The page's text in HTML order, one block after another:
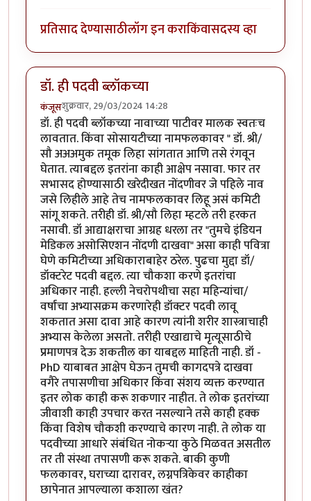
प्रतिसाद देण्यासाठीलॉग इन कराकिंवासदस्य व्हा
डॉ. ही पदवी ब्लॉकच्या
कंजूसशुक्रवार, 29/03/2024 14:28
डॉ. ही पदवी ब्लॉकच्या नावाच्या पाटीवर मालक स्वतःच
लावतात. किंवा सोसायटीच्या नामफलकावर " डॉ. श्री/
सौ अअअमुक तमूक लिहा सांगतात आणि तसे रंगवून
घेतात. त्याबद्दल इतरांना काही आक्षेप नसावा. फार तर
सभासद होण्यासाठी खरेदीखत नोंदणीवर जे पहिले नाव
जसे लिहीले आहे तेच नामफलकावर लिहू असं कमिटी
सांगू शकते. तरीही डॉ. श्री/सौ लिहा म्हटले तरी हरकत
नसावी. डॉ आद्याक्षराचा आग्रह धरला तर "तुमचे इंडियन
मेडिकल असोसिएशन नोंदणी दाखवा" असा काही पवित्रा
घेणे कमिटीच्या अधिकाराबाहेर ठरेल. पुढचा मुद्दा डॉ/
डॉक्टरेट पदवी बद्दल. त्या चौकशा करणे इतरांचा
अधिकार नाही. हल्ली नेचरोपथीचा सहा महिन्यांचा/
वर्षांचा अभ्यासक्रम करणारेही डॉक्टर पदवी लावू
शकतात असा दावा आहे कारण त्यांनी शरीर शास्त्राचाही
अभ्यास केलेला असतो. तरीही एखाद्याचे मृत्यूसाठीचे
प्रमाणपत्र देऊ शकतील का याबद्दल माहिती नाही. डॉ -
PhD याबाबत आक्षेप घेऊन तुमची कागदपत्रे दाखवा
वगैरे तपासणीचा अधिकार किंवा संशय व्यक्त करण्यात
इतर लोक काही करू शकणार नाहीत. ते लोक इतरांच्या
जीवाशी काही उपचार करत नसल्याने तसे काही हक्क
किंवा विशेष चौकशी करण्याचे कारण नाही. ते लोक या
पदवीच्या आधारे संबंधित नोकऱ्या कुठे मिळवत असतील
तर ती संस्था तपासणी करू शकते. बाकी कुणी
फलकावर, घराच्या दारावर, लग्नपत्रिकेवर काहीका
छापेनात आपल्याला कशाला खंत?